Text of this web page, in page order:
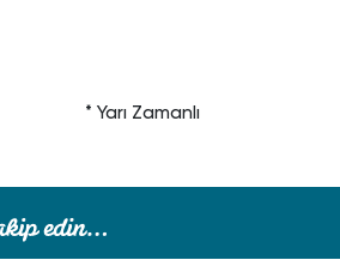
* Yarı Zamanlı